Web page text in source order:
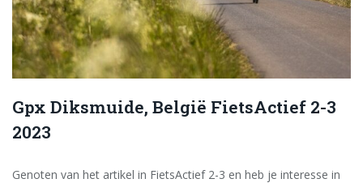
Gpx Diksmuide, België FietsActief 2-3
2023
Genoten van het artikel in FietsActief 2-3 en heb je interesse in